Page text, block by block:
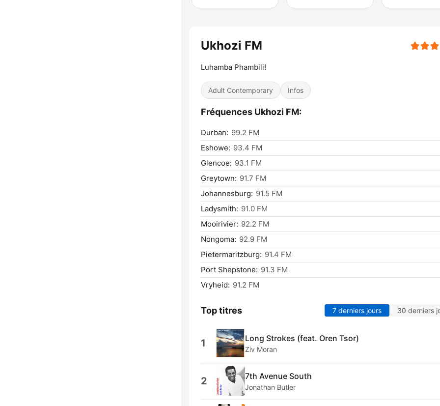
Ukhozi FM
Luhamba Phambili!
Adult Contemporary Infos
Fréquences Ukhozi FM:
Durban: 99.2 FM
Eshowe: 93.4 FM
Glencoe: 93.1 FM
Greytown: 91.7 FM
Johannesburg: 91.5 FM
Ladysmith: 91.0 FM
Mooirivier: 92.2 FM
Nongoma: 92.9 FM
Pietermaritzburg: 91.4 FM
Port Shepstone: 91.3 FM
Vryheid: 91.2 FM
Top titres 7 derniers jours 30 derniers
1 Long Strokes (feat. Oren Tsor)
Ziv Moran
2 7th Avenue South
Jonathan Butler